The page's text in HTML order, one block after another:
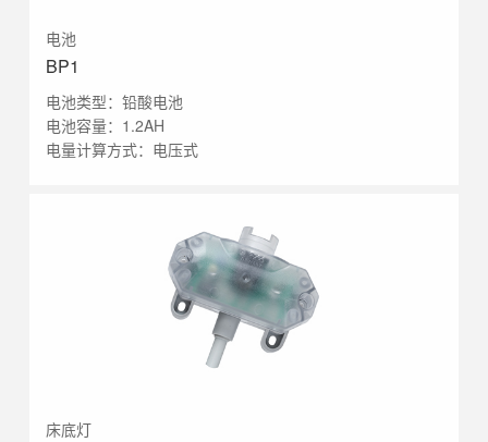
电池
BP1
电池类型：铅酸电池
电池容量：1.2AH
电量计算方式：电压式
床底灯